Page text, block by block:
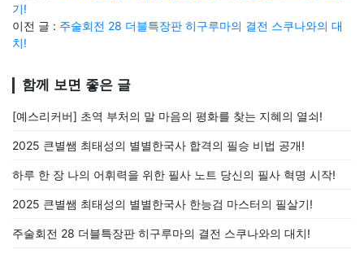
기!
이전 글 : 주술회전 28 더블특장판 히구루마의 결전 스쿠나와의 대
치!
함께 보면 좋은 글
[예스리커버] 초역 부처의 말 마음의 평화를 찾는 지혜의 열쇠!
2025 큰별쌤 최태성의 별별한국사 합격의 필승 비법 공개!
하루 한 장 나의 어휘력을 위한 필사 노트 당신의 필사 혁명 시작!
2025 큰별쌤 최태성의 별별한국사 한능검 마스터의 필살기!
주술회전 28 더블특장판 히구루마의 결전 스쿠나와의 대치!